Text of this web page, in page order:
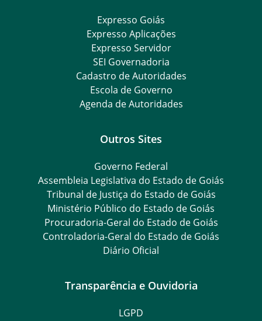
Expresso Goiás
Expresso Aplicações
Expresso Servidor
SEI Governadoria
Cadastro de Autoridades
Escola de Governo
Agenda de Autoridades
Outros Sites
Governo Federal
Assembleia Legislativa do Estado de Goiás
Tribunal de Justiça do Estado de Goiás
Ministério Público do Estado de Goiás
Procuradoria-Geral do Estado de Goiás
Controladoria-Geral do Estado de Goiás
Diário Oficial
Transparência e Ouvidoria
LGPD